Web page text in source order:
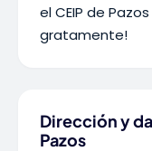
el CEIP de
gratamente!
Dirección y
Pazos